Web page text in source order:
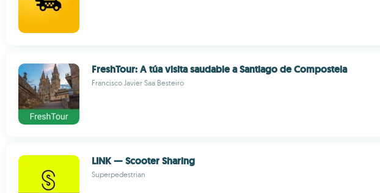
FreshTour: A túa visita saudable a Santiago de Compostela
Francisco Javier Saa Besteiro
LINK — Scooter Sharing
Superpedestrian